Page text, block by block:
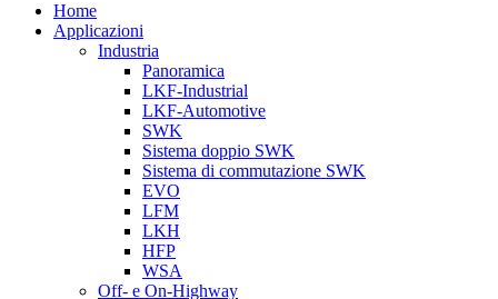
Home
Applicazioni
Industria
Panoramica
LKF-Industrial
LKF-Automotive
SWK
Sistema doppio SWK
Sistema di commutazione SWK
EVO
LFM
LKH
HFP
WSA
Off- e On-Highway